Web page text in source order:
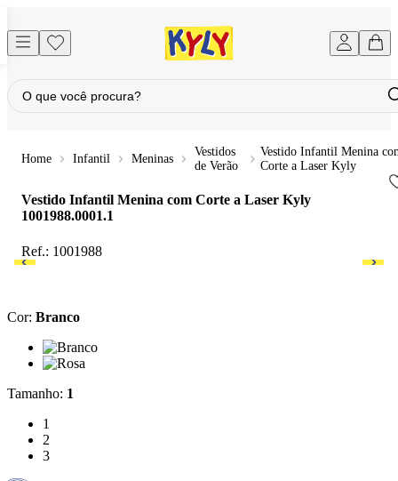
Infantil Meninas
Vestidos
de Verão
Vestido Infantil Menina
Corte a Laser Kyly
Vestido Infantil Menina com Corte a Laser Kyly
1001988.0001.1
Ref.: 1001988
Cor: Branco
Cor: Branco
Cor: Rosa
Tamanho: 1
Tamanho: 1
1
Tamanho: 2
2
Tamanho: 3
3